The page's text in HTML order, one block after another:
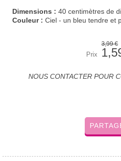
Dimensions : 40 centimètres de
Couleur : Ciel - un bleu tendre et
3,99 €
Prix
NOUS CONTACTER POUR